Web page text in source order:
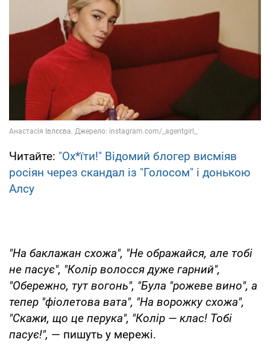
Читайте: "Ох*їти!" Відомий блогер висміяв
росіян через скандал із "Голосом" і донькою
Алсу
"На баклажан схожа", "Не ображайся, але тобі
не пасує", "Колір волосся дуже гарний",
"Обережно, тут вогонь", "Була "рожеве вино", а
тепер "фіолетова вата", "На ворожку схожа",
"Скажи, що це перука", "Колір — клас! Тобі
пасує!", — пишуть у мережі.